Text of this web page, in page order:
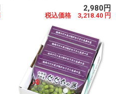
2,980円
税込価格 3,218.40 円